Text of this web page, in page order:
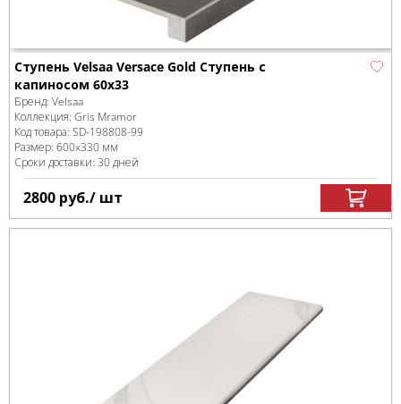
Ступень Velsaa Versace Gold Ступень с
капиносом 60х33
Бренд: Velsaa
Коллекция: Gris Mramor
Код товара: SD-198808-99
Размер: 600x330 мм
Сроки доставки: 30 дней
2800 руб./ шт